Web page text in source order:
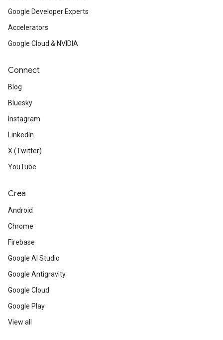
Google Developer Experts
Accelerators
Google Cloud & NVIDIA
Connect
Blog
Bluesky
Instagram
LinkedIn
X (Twitter)
YouTube
Crea
Android
Chrome
Firebase
Google AI Studio
Google Antigravity
Google Cloud
Google Play
View all